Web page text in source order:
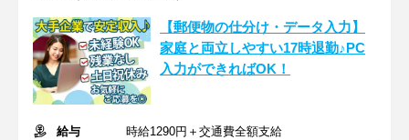
【郵便物の仕分け・データ入力】
家庭と両立しやすい17時退勤♪PC
入力ができればOK！
給与
時給1290円＋交通費全額支給